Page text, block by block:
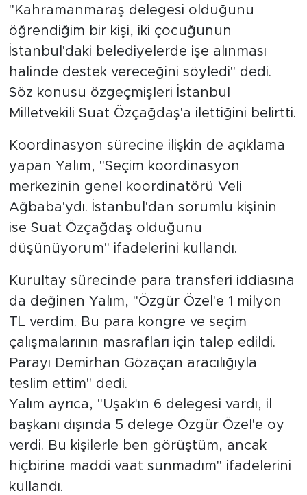
"Kahramanmaraş delegesi olduğunu
öğrendiğim bir kişi, iki çocuğunun
İstanbul'daki belediyelerde işe alınması
halinde destek vereceğini söyledi" dedi.
Söz konusu özgeçmişleri İstanbul
Milletvekili Suat Özçağdaş'a ilettiğini belirtti.
Koordinasyon sürecine ilişkin de açıklama
yapan Yalım, "Seçim koordinasyon
merkezinin genel koordinatörü Veli
Ağbaba'ydı. İstanbul'dan sorumlu kişinin
ise Suat Özçağdaş olduğunu
düşünüyorum" ifadelerini kullandı.
Kurultay sürecinde para transferi iddiasına
da değinen Yalım, "Özgür Özel'e 1 milyon
TL verdim. Bu para kongre ve seçim
çalışmalarının masrafları için talep edildi.
Parayı Demirhan Gözaçan aracılığıyla
teslim ettim" dedi.
Yalım ayrıca, "Uşak'ın 6 delegesi vardı, il
başkanı dışında 5 delege Özgür Özel'e oy
verdi. Bu kişilerle ben görüştüm, ancak
hiçbirine maddi vaat sunmadım" ifadelerini
kullandı.